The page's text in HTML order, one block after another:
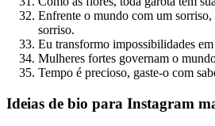
Enfrente o mundo com um
sorriso.
Eu transformo impossibilidades
Mulheres fortes governam o
Tempo é precioso, gaste-o com
Ideias de bio para Instagram